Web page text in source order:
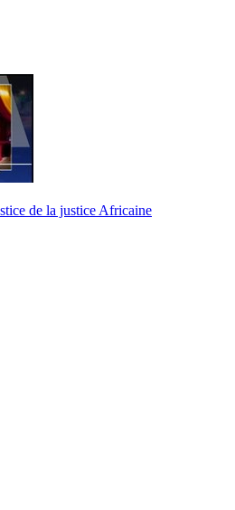
de la justice Africaine